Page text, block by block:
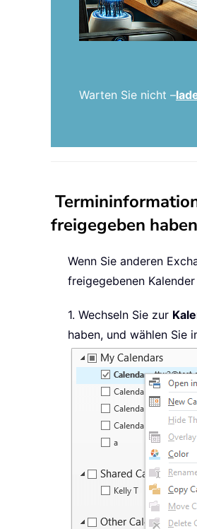
Warten Sie nicht –
freigegeben haben
Wenn Sie anderen
freigegebenen
1. Wechseln Sie zur
haben, und wählen Sie